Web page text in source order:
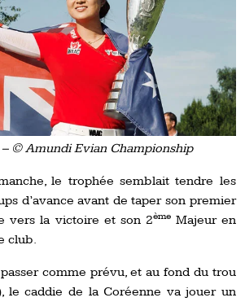
© Amundi Evian Championship
le trophée semblait tendre les
d’avance avant de taper son premier
vers la victoire et son 2èmeMajeur en
club.
comme prévu, et au fond du trou
le caddie de la Coréenne va jouer un